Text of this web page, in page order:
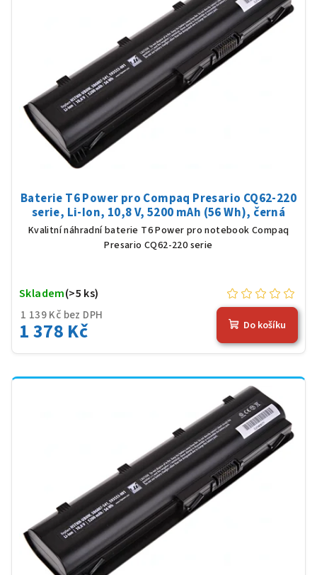
Baterie T6 Power pro Compaq Presario CQ62-220
serie, Li-Ion, 10,8 V, 5200 mAh (56 Wh), černá
Kvalitní náhradní baterie T6 Power pro notebook Compaq
Presario CQ62-220 serie
1 139 Kč bez DPH
1 378 Kč
Skladem(>5 ks)
Do košíku